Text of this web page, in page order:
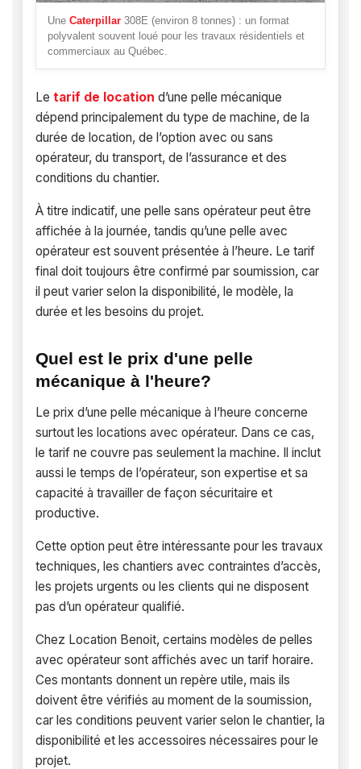
Une Caterpillar 308E (environ 8 tonnes) : un format
polyvalent souvent loué pour les travaux résidentiels et
commerciaux au Québec.
Le tarif de location d’une pelle mécanique
dépend principalement du type de machine, de la
durée de location, de l’option avec ou sans
opérateur, du transport, de l’assurance et des
conditions du chantier.
À titre indicatif, une pelle sans opérateur peut être
affichée à la journée, tandis qu’une pelle avec
opérateur est souvent présentée à l’heure. Le tarif
final doit toujours être confirmé par soumission, car
il peut varier selon la disponibilité, le modèle, la
durée et les besoins du projet.
Quel est le prix d'une pelle
mécanique à l'heure?
Le prix d’une pelle mécanique à l’heure concerne
surtout les locations avec opérateur. Dans ce cas,
le tarif ne couvre pas seulement la machine. Il inclut
aussi le temps de l’opérateur, son expertise et sa
capacité à travailler de façon sécuritaire et
productive.
Cette option peut être intéressante pour les travaux
techniques, les chantiers avec contraintes d’accès,
les projets urgents ou les clients qui ne disposent
pas d’un opérateur qualifié.
Chez Location Benoit, certains modèles de pelles
avec opérateur sont affichés avec un tarif horaire.
Ces montants donnent un repère utile, mais ils
doivent être vérifiés au moment de la soumission,
car les conditions peuvent varier selon le chantier, la
disponibilité et les accessoires nécessaires pour le
projet.